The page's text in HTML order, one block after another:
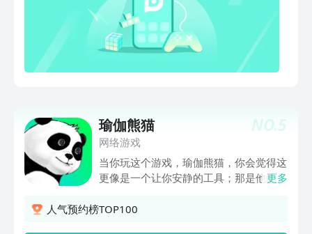
NO.5
瑜伽熊猫
网络游戏
当你玩这个游戏，瑜伽熊猫，你会觉得这
更像是一个让你安静的工具；那是他的乐
难，但一旦你适应了，你一定会找到乐趣
更多
人气预约榜TOP100